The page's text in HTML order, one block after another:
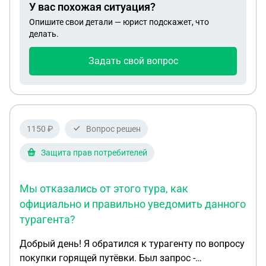
У вас похожая ситуация?
Опишите свои детали — юрист подскажет, что
делать.
Задать свой вопрос
1150 ₽ Вопрос решен
Защита прав потребителей
Мы отказались от этого тура, как
официально и правильно уведомить данного
турагента?
Добрый день! Я обратился к турагенту по вопросу
покупки горящей путёвки. Был запрос -